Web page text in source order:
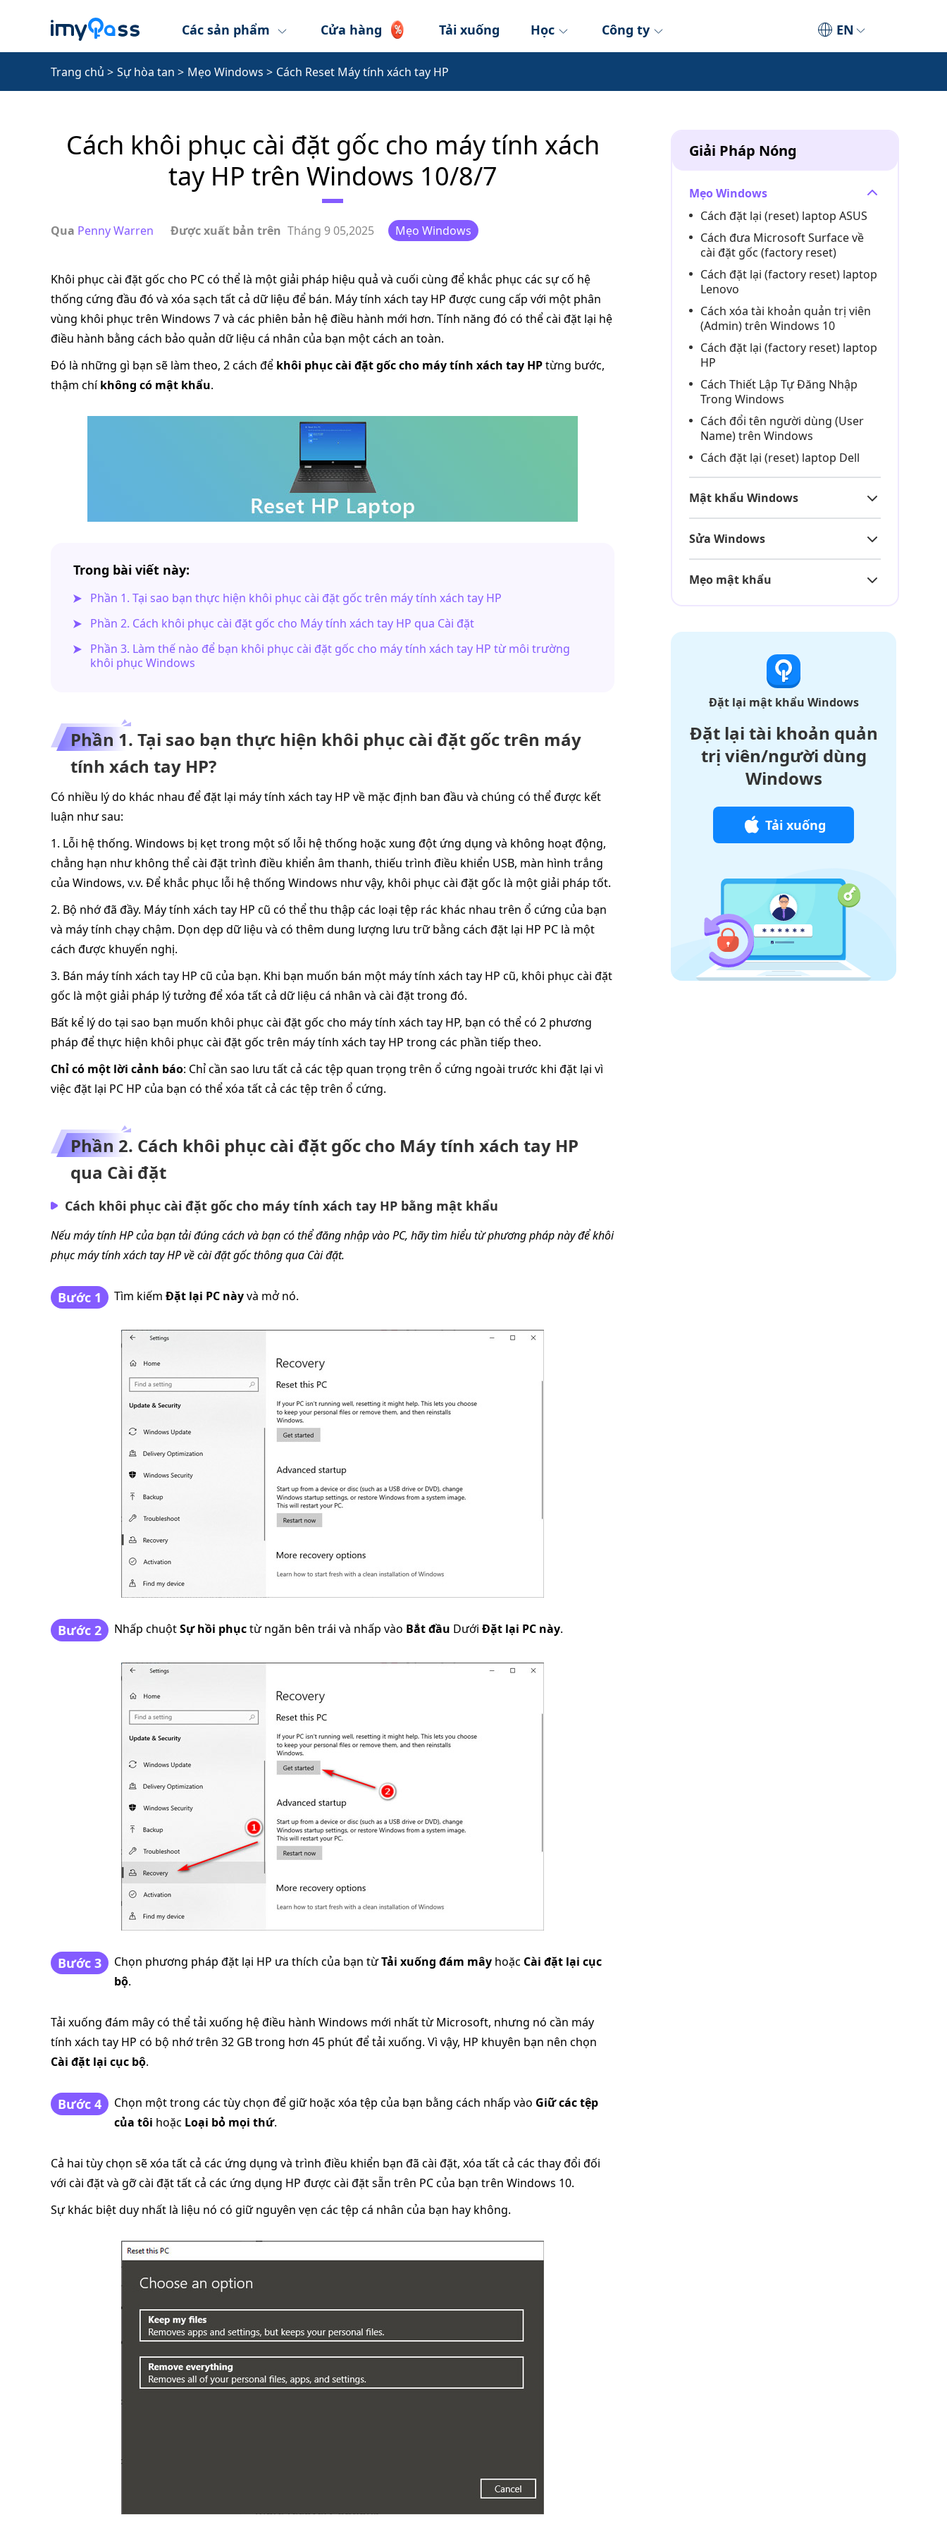
EN
Các sản phẩm Cửa hàng Tải xuống Học Công ty
Trang chủ > Sự hòa tan > Mẹo Windows > Cách Reset Máy tính xách tay HP
Cách khôi phục cài đặt gốc cho máy tính xách
tay HP trên Windows 10/8/7
Qua Penny Warren Được xuất bản trên Tháng 9 05,2025 Mẹo Windows
Khôi phục cài đặt gốc cho PC có thể là một giải pháp hiệu quả và cuối cùng để khắc phục các sự cố hệ
thống cứng đầu đó và xóa sạch tất cả dữ liệu để bán. Máy tính xách tay HP được cung cấp với một phân
vùng khôi phục trên Windows 7 và các phiên bản hệ điều hành mới hơn. Tính năng đó có thể cài đặt lại hệ
điều hành bằng cách bảo quản dữ liệu cá nhân của bạn một cách an toàn.
Đó là những gì bạn sẽ làm theo, 2 cách để khôi phục cài đặt gốc cho máy tính xách tay HPtừng bước,
thậm chíkhông có mật khẩu.
Trong bài viết này:
Phần 1. Tại sao bạn thực hiện khôi phục cài đặt gốc trên máy tính xách tay HP
Phần 2. Cách khôi phục cài đặt gốc cho Máy tính xách tay HP qua Cài đặt
Phần 3. Làm thế nào để bạn khôi phục cài đặt gốc cho máy tính xách tay HP từ môi trường
khôi phục Windows
Phần 1. Tại sao bạn thực hiện khôi phục cài đặt gốc trên máy
tính xách tay HP?
Có nhiều lý do khác nhau để đặt lại máy tính xách tay HP về mặc định ban đầu và chúng có thể được kết
luận như sau:
1. Lỗi hệ thống. Windows bị kẹt trong một số lỗi hệ thống hoặc xung đột ứng dụng và không hoạt động,
chẳng hạn như không thể cài đặt trình điều khiển âm thanh, thiếu trình điều khiển USB, màn hình trắng
của Windows, v.v. Để khắc phục lỗi hệ thống Windows như vậy, khôi phục cài đặt gốc là một giải pháp tốt.
2. Bộ nhớ đã đầy. Máy tính xách tay HP cũ có thể thu thập các loại tệp rác khác nhau trên ổ cứng của bạn
và máy tính chạy chậm. Dọn dẹp dữ liệu và có thêm dung lượng lưu trữ bằng cách đặt lại HP PC là một
cách được khuyến nghị.
3. Bán máy tính xách tay HP cũ của bạn. Khi bạn muốn bán một máy tính xách tay HP cũ, khôi phục cài đặt
gốc là một giải pháp lý tưởng để xóa tất cả dữ liệu cá nhân và cài đặt trong đó.
Bất kể lý do tại sao bạn muốn khôi phục cài đặt gốc cho máy tính xách tay HP, bạn có thể có 2 phương
pháp để thực hiện khôi phục cài đặt gốc trên máy tính xách tay HP trong các phần tiếp theo.
Chỉ có một lời cảnh báo: Chỉ cần sao lưu tất cả các tệp quan trọng trên ổ cứng ngoài trước khi đặt lại vì
việc đặt lại PC HP của bạn có thể xóa tất cả các tệp trên ổ cứng.
Phần 2. Cách khôi phục cài đặt gốc cho Máy tính xách tay HP
qua Cài đặt
Cách khôi phục cài đặt gốc cho máy tính xách tay HP bằng mật khẩu
Nếu máy tính HP của bạn tải đúng cách và bạn có thể đăng nhập vào PC, hãy tìm hiểu từ phương pháp này để khôi
phục máy tính xách tay HP về cài đặt gốc thông qua Cài đặt.
Bước 1 Tìm kiếm Đặt lại PC nàyvà mở nó.
Bước 2 Nhấp chuộtSự hồi phụctừ ngăn bên trái và nhấp vào Bắt đầu Dưới Đặt lại PC này.
Bước 3 Chọn phương pháp đặt lại HP ưa thích của bạn từTải xuống đám mây hoặc Cài đặt lại cục
bộ.
Tải xuống đám mây có thể tải xuống hệ điều hành Windows mới nhất từ Microsoft, nhưng nó cần máy
tính xách tay HP có bộ nhớ trên 32 GB trong hơn 45 phút để tải xuống. Vì vậy, HP khuyên bạn nên chọn
Cài đặt lại cục bộ.
Bước 4 Chọn một trong các tùy chọn để giữ hoặc xóa tệp của bạn bằng cách nhấp vào Giữ các tệp
của tôi hoặc Loại bỏ mọi thứ.
Cả hai tùy chọn sẽ xóa tất cả các ứng dụng và trình điều khiển bạn đã cài đặt, xóa tất cả các thay đổi đối
với cài đặt và gỡ cài đặt tất cả các ứng dụng HP được cài đặt sẵn trên PC của bạn trên Windows 10.
Sự khác biệt duy nhất là liệu nó có giữ nguyên vẹn các tệp cá nhân của bạn hay không.
Giải Pháp Nóng
Mẹo Windows
Cách đặt lại (reset) laptop ASUS
Cách đưa Microsoft Surface về
cài đặt gốc (factory reset)
Cách đặt lại (factory reset) laptop
Lenovo
Cách xóa tài khoản quản trị viên
(Admin) trên Windows 10
Cách đặt lại (factory reset) laptop
HP
Cách Thiết Lập Tự Đăng Nhập
Trong Windows
Cách đổi tên người dùng (User
Name) trên Windows
Cách đặt lại (reset) laptop Dell
Mật khẩu Windows
Sửa Windows
Mẹo mật khẩu
Đặt lại mật khẩu Windows
Đặt lại tài khoản quản
trị viên/người dùng
Windows
Tải xuống